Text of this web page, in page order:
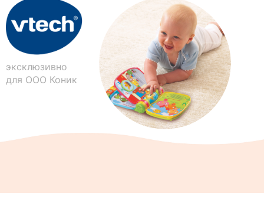
эксклюзивно
для ООО Коник